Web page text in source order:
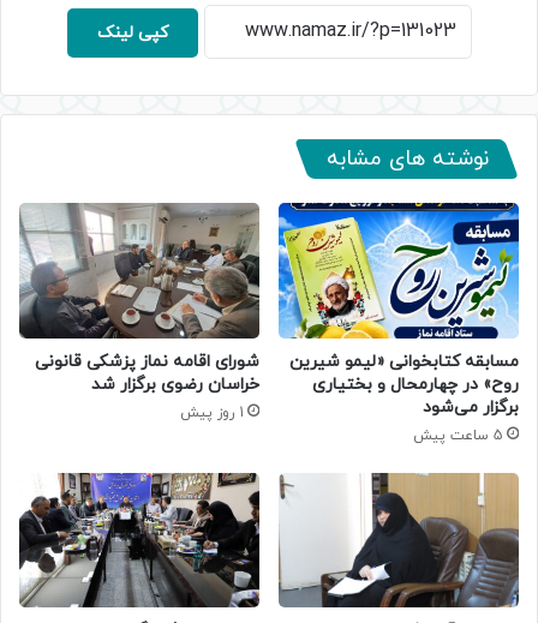
کپی لینک
نوشته های مشابه
مسابقه کتابخوانی «لیمو شیرین
روح» در چهارمحال و بختیاری
برگزار می‌شود
5 ساعت پیش
شورای اقامه نماز پزشکی قانونی
خراسان رضوی برگزار شد
1 روز پیش